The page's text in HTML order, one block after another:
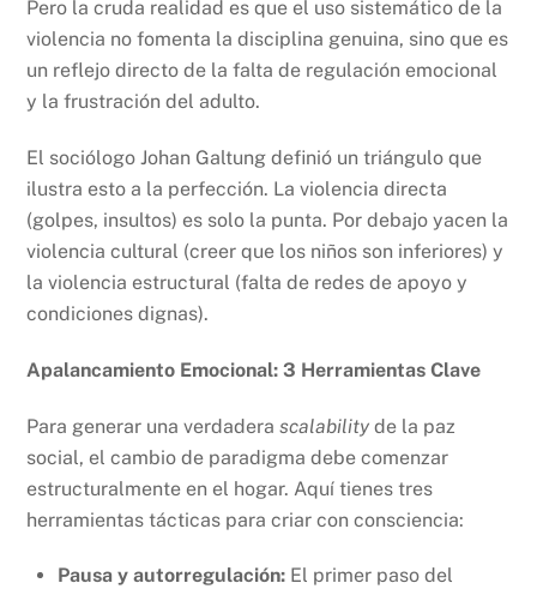
Pero la cruda realidad es que el uso sistemático de la
violencia no fomenta la disciplina genuina, sino que es
un reflejo directo de la falta de regulación emocional
y la frustración del adulto.
El sociólogo Johan Galtung definió un triángulo que
ilustra esto a la perfección. La violencia directa
(golpes, insultos) es solo la punta. Por debajo yacen la
violencia cultural (creer que los niños son inferiores) y
la violencia estructural (falta de redes de apoyo y
condiciones dignas).
Apalancamiento Emocional: 3 Herramientas Clave
Para generar una verdaderascalability de la paz
social, el cambio de paradigma debe comenzar
estructuralmente en el hogar. Aquí tienes tres
herramientas tácticas para criar con consciencia:
Pausa y autorregulación: El primer paso del